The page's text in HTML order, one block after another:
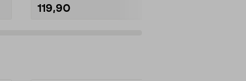
119,90